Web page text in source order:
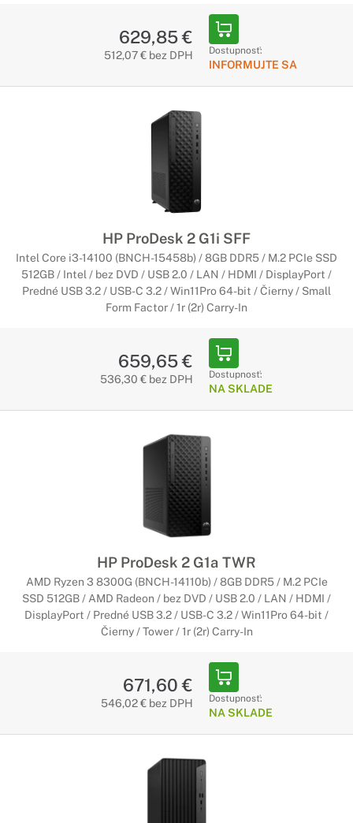
629,85 €
512,07 € bez DPH Dostupnosť:
INFORMUJTE SA
HP ProDesk 2 G1i SFF
Intel Core i3-14100 (BNCH-15458b) / 8GB DDR5 / M.2 PCIe SSD
512GB / Intel / bez DVD / USB 2.0 / LAN / HDMI / DisplayPort /
Predné USB 3.2 / USB-C 3.2 / Win11Pro 64-bit / Čierny / Small
Form Factor / 1r (2r) Carry-In
659,65 €
536,30 € bez DPH Dostupnosť:
NA SKLADE
HP ProDesk 2 G1a TWR
AMD Ryzen 3 8300G (BNCH-14110b) / 8GB DDR5 / M.2 PCIe
SSD 512GB / AMD Radeon / bez DVD / USB 2.0 / LAN / HDMI /
DisplayPort / Predné USB 3.2 / USB-C 3.2 / Win11Pro 64-bit /
Čierny / Tower / 1r (2r) Carry-In
671,60 €
546,02 € bez DPH Dostupnosť:
NA SKLADE